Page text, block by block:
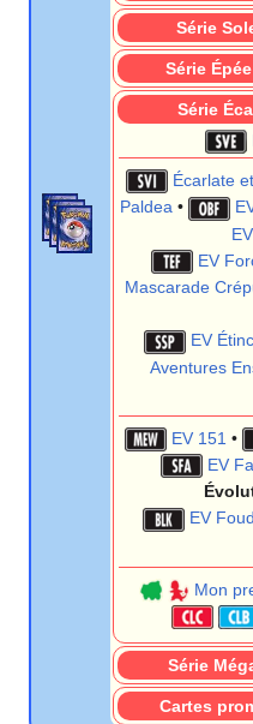
Série
Série
Série
Écarlate
Paldea•
EV
Mascarade
EV
Aventures
EV 151 •
EV
EV
Mon
Série
Cartes